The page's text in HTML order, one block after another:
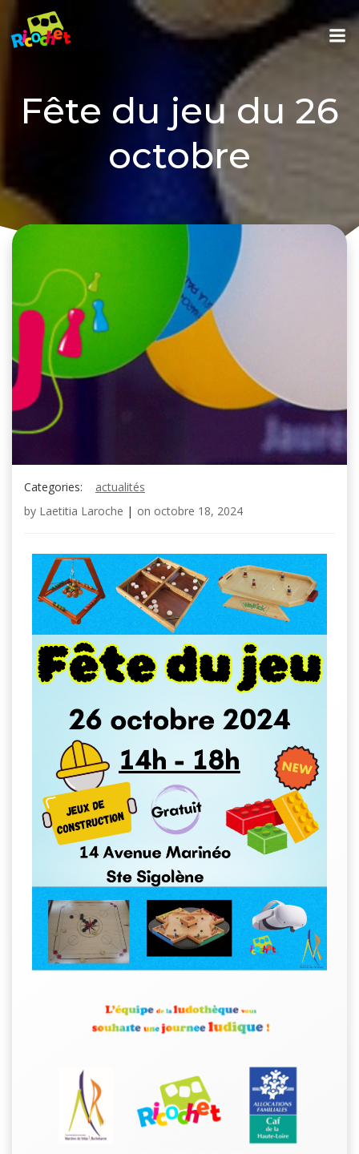
Fête du jeu du 26
octobre
Categories:
actualités
by Laetitia Laroche | on octobre 18, 2024